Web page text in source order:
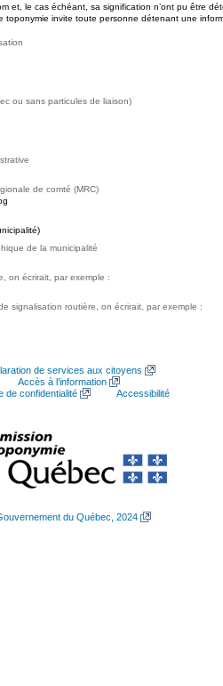
et, le cas échéant, sa signification n’ont pu être
toponymie invite toute personne détenant une
ou sans particules de liaison)
de comté (MRC)
de la municipalité
on écrirait, par exemple :
signalisation routière, on écrirait, par exemple :
de services aux citoyens
Accès à l’information
de confidentialité
Accessibilité
du Québec, 2024